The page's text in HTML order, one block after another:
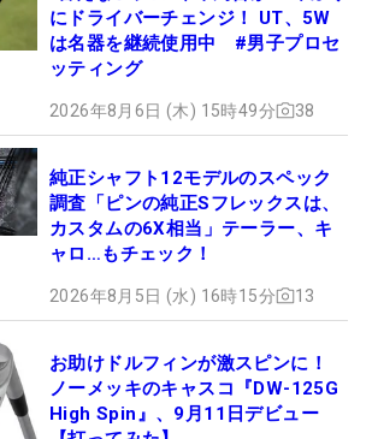
にドライバーチェンジ！ UT、5W
は名器を継続使用中 #男子プロセ
ッティング
2026年8月6日 (木) 15時49分 38
純正シャフト12モデルのスペック
調査「ピンの純正Sフレックスは、
カスタムの6X相当」テーラー、キ
ャロ…もチェック！
2026年8月5日 (水) 16時15分 13
お助けドルフィンが激スピンに！
ノーメッキのキャスコ『DW-125G
High Spin』、9月11日デビュー